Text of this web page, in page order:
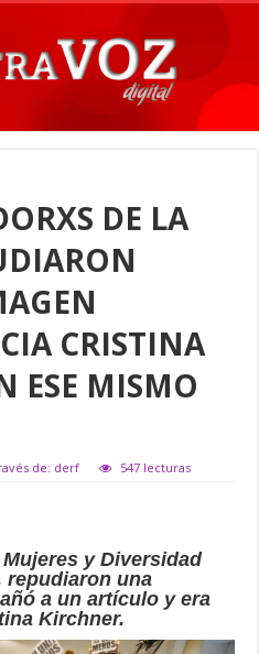
DE LA
CRISTINA
ESE MISMO
de: derf 547 lecturas
y Diversidad
una
a un artículo y era
Kirchner.